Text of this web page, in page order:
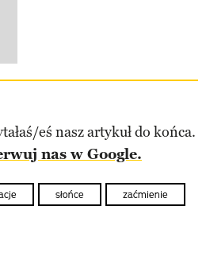
eś nasz artykuł do końca.
nas w Google.
słońce zaćmienie